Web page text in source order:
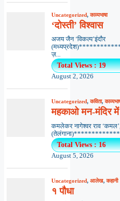
Uncategorized,काव्यभाषा
‘दोस्ती’ विश्वास
अजय जैन ‘विकल्प’इंदौर
ज़...
Total Views : 19
August 2, 2026
Uncategorized,कविता,
महकाओ मन-मंदिर में
कमलेकर नागेश्वर राव
Total Views : 16
August 5, 2026
Uncategorized, आलेख,कहानी
१ पौधा